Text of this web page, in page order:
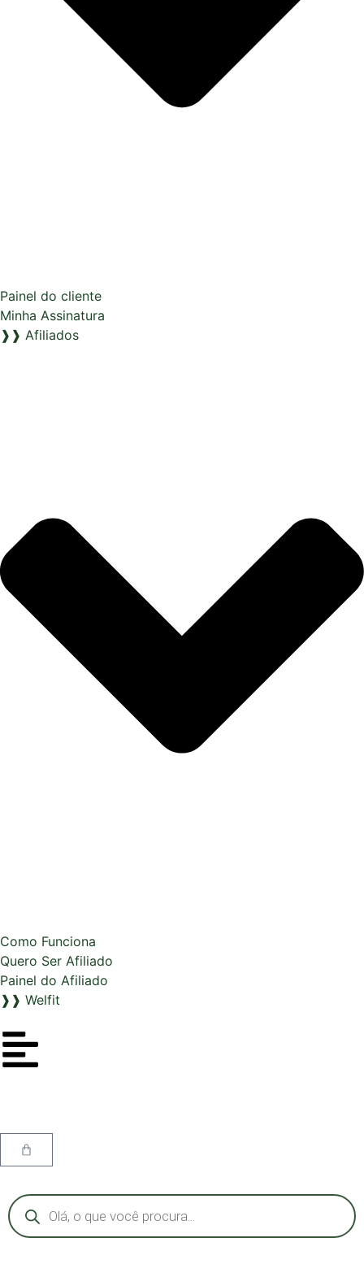
Painel do cliente
Minha Assinatura
❱❱ Afiliados
Como Funciona
Quero Ser Afiliado
Painel do Afiliado
❱❱ Welfit